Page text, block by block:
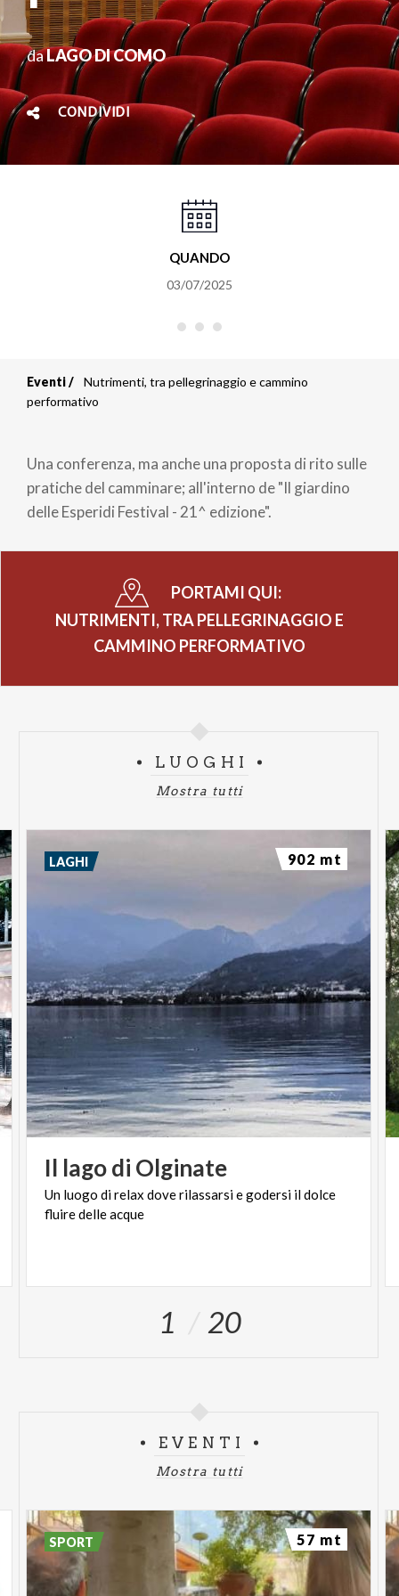
daLAGO DI COMO
CONDIVIDI
QUANDO
03/07/2025
Briciole
pane
Eventi
Nutrimenti, tra pellegrinaggio e cammino
performativo
Una conferenza, ma anche una proposta di rito sulle
pratiche del camminare; all'interno de "Il giardino
delle Esperidi Festival - 21^ edizione".
PORTAMI QUI:
NUTRIMENTI, TRA PELLEGRINAGGIO E
CAMMINO PERFORMATIVO
LUOGHI
Mostra tutti
Il lagodi Olginate
Un luogo direlax doverilassarsiegodersi ildolce
fluiredelleacque
LAGHI 902 mt
1 20
EVENTI
Mostra tutti
SPORT 57 mt